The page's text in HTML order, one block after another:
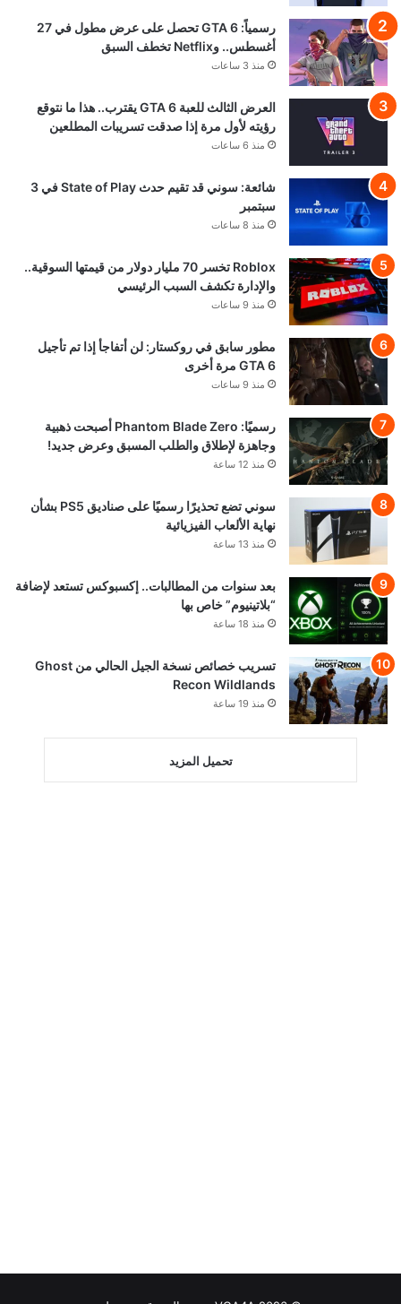
رسمياً: GTA 6 تحصل على عرض مطول في 27
أغسطس.. وNetflix تخطف السبق
منذ 3 ساعات
العرض الثالث للعبة GTA 6 يقترب.. هذا ما نتوقع
رؤيته لأول مرة إذا صدقت تسريبات المطلعين
منذ 6 ساعات
شائعة: سوني قد تقيم حدث State of Play في 3
سبتمبر
منذ 8 ساعات
Roblox تخسر 70 مليار دولار من قيمتها السوقية..
والإدارة تكشف السبب الرئيسي
منذ 9 ساعات
مطور سابق في روكستار: لن أتفاجأ إذا تم تأجيل
GTA 6 مرة أخرى
منذ 9 ساعات
رسميًا: Phantom Blade Zero أصبحت ذهبية
وجاهزة لإطلاق والطلب المسبق وعرض جديد!
منذ 12 ساعة
سوني تضع تحذيرًا رسميًا على صناديق PS5 بشأن
نهاية الألعاب الفيزيائية
منذ 13 ساعة
بعد سنوات من المطالبات.. إكسبوكس تستعد لإضافة
“بلاتينيوم” خاص بها
منذ 18 ساعة
تسريب خصائص نسخة الجيل الحالي من Ghost
Recon Wildlands
منذ 19 ساعة
تحميل المزيد